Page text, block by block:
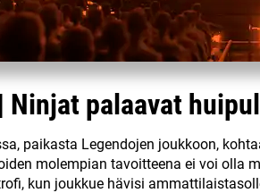
Ninjat palaavat
paikasta Legendojen joukkoon,
molempian tavoitteena ei voi olla
kun joukkue hävisi